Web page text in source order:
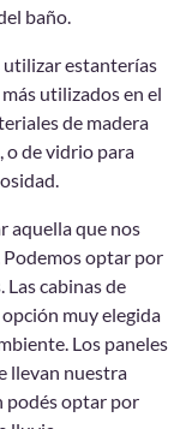
baño.
utilizar estanterías
utilizados en el
de madera
o de vidrio para
aquella que nos
Podemos optar por
Las cabinas de
muy elegida
Los paneles
llevan nuestra
podés optar por